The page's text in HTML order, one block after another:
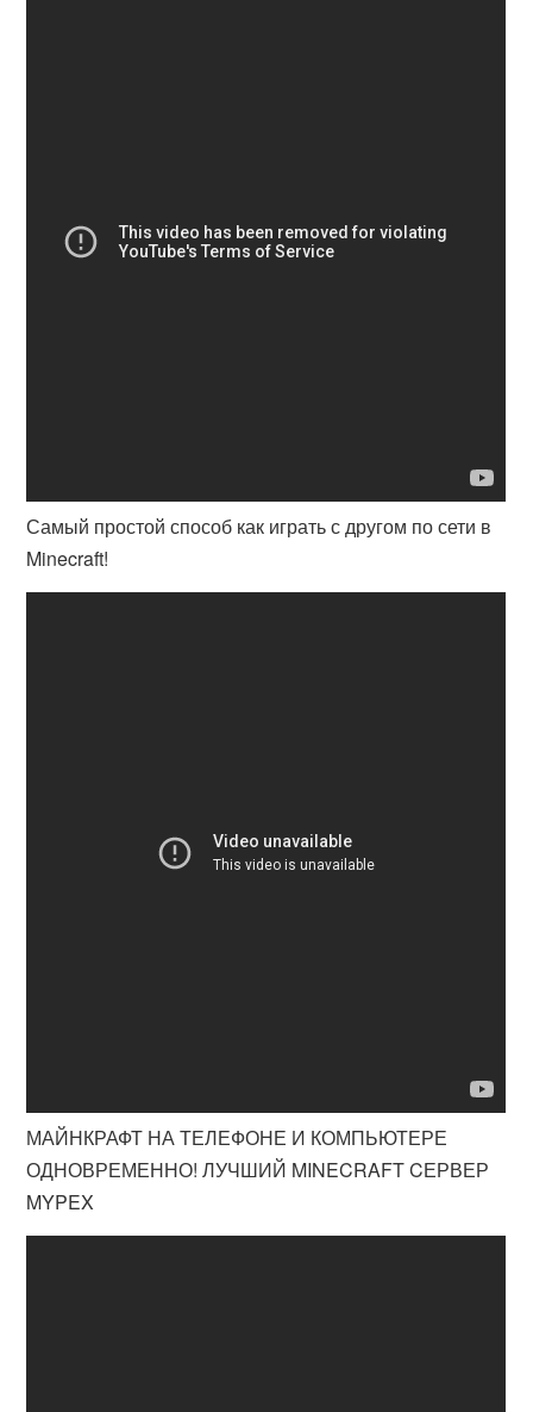
Самый простой способ как играть с другом по сети в
Minecraft!
МАЙНКРАФТ НА ТЕЛЕФОНЕ И КОМПЬЮТЕРЕ
ОДНОВРЕМЕННО! ЛУЧШИЙ MINECRAFT CЕРВЕР
MYPEX